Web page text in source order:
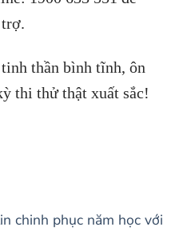
thần bình tĩnh, ôn
thi thử thật xuất sắc!
chinh phục năm học với